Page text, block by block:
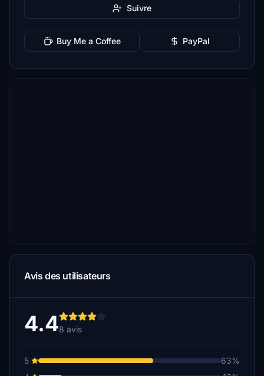
Suivre
Buy Me a Coffee PayPal
Avis des utilisateurs
4.48 avis
5
63%